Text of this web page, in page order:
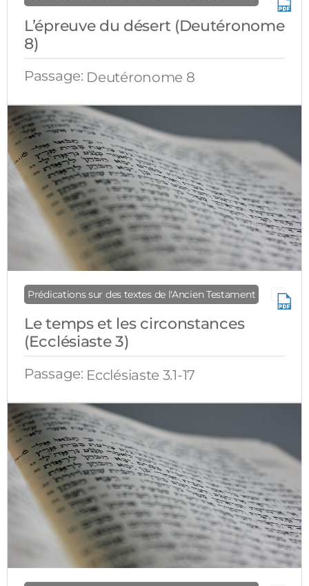
L’épreuve du désert (Deutéronome
8)
Passage: Deutéronome 8
Prédications sur des textes de l'Ancien Testament
Le temps et les circonstances
(Ecclésiaste 3)
Passage: Ecclésiaste 3.1-17